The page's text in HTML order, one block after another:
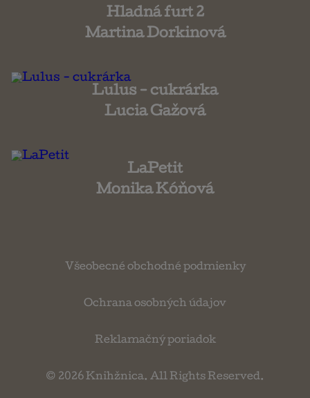
Hladná furt 2
Martina Dorkinová
Lulus - cukrárka
Lucia Gažová
LaPetit
Monika Kóňová
Všeobecné obchodné podmienky
Ochrana osobných údajov
Reklamačný poriadok
© 2026 Knihžnica. All Rights Reserved.